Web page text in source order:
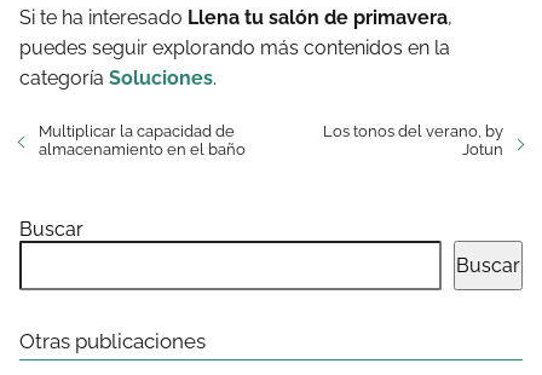
Si te ha interesado Llena tu salón de primavera,
puedes seguir explorando más contenidos en la
categoría Soluciones.
Multiplicar la capacidad de
almacenamiento en el baño
Los tonos del verano, by
Jotun
Buscar
Buscar
Otras publicaciones